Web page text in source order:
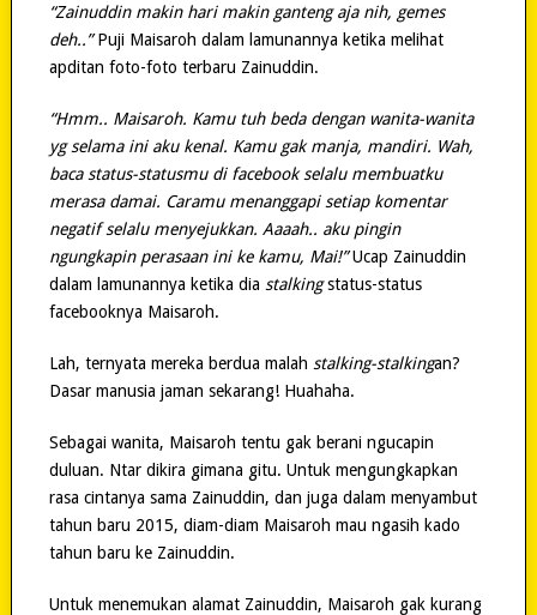
“Zainuddin makin hari makin ganteng aja nih, gemes
deh..”Puji Maisaroh dalam lamunannya ketika melihat
apditan foto-foto terbaru Zainuddin.
“Hmm.. Maisaroh. Kamu tuh beda dengan wanita-wanita
yg selama ini aku kenal. Kamu gak manja, mandiri. Wah,
baca status-statusmu di facebook selalu membuatku
merasa damai. Caramu menanggapi setiap komentar
negatif selalu menyejukkan. Aaaah.. aku pingin
ngungkapin perasaan ini ke kamu, Mai!”Ucap Zainuddin
dalam lamunannya ketika dia stalkingstatus-status
facebooknya Maisaroh.
Lah, ternyata mereka berdua malah stalking-stalkingan?
Dasar manusia jaman sekarang! Huahaha.
Sebagai wanita, Maisaroh tentu gak berani ngucapin
duluan. Ntar dikira gimana gitu. Untuk mengungkapkan
rasa cintanya sama Zainuddin, dan juga dalam menyambut
tahun baru 2015, diam-diam Maisaroh mau ngasih kado
tahun baru ke Zainuddin.
Untuk menemukan alamat Zainuddin, Maisaroh gak kurang